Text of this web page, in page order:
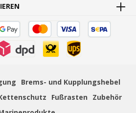
LIEFERUNG
Lieferung von Tür zu Tür
Zahlungsmethoden
Brems- und Kupplungshebel
Fußrasten
Zubehör